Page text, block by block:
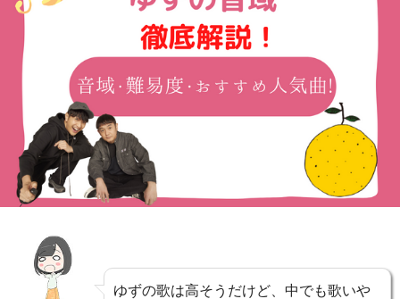
ゆずの歌は高そうだけど、中でも歌いや